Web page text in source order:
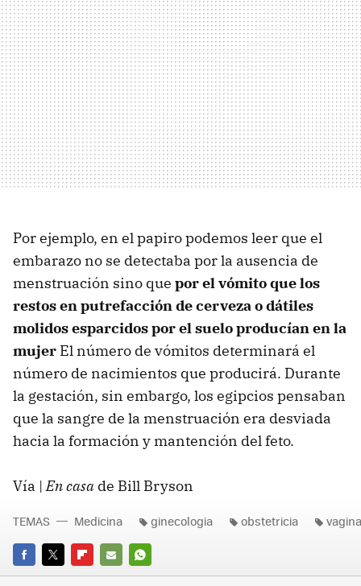
Por ejemplo, en el papiro podemos leer que el
embarazo no se detectaba por la ausencia de
menstruación sino que por el vómito que los
restos en putrefacción de cerveza o dátiles
molidos esparcidos por el suelo producían en la
mujer El número de vómitos determinará el
número de nacimientos que producirá. Durante
la gestación, sin embargo, los egipcios pensaban
que la sangre de la menstruación era desviada
hacia la formación y mantención del feto.
Vía |En casa de Bill Bryson
FACEBOOK
TWITTERFLIPBOARD
E-
WHATSAPP
TEMAS Medicina ginecologia obstetricia vagina